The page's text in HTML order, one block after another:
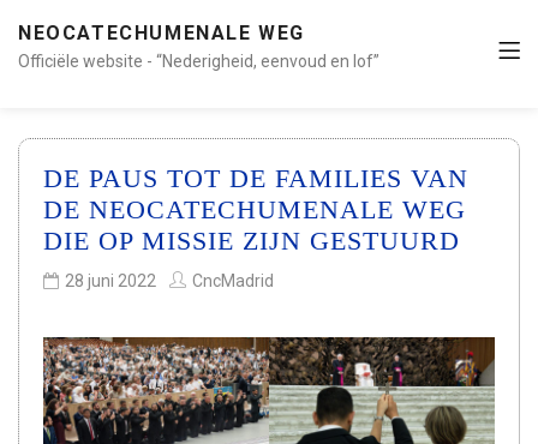
NEOCATECHUMENALE WEG
Officiële website - “Nederigheid, eenvoud en lof”
DE PAUS TOT DE FAMILIES VAN
DE NEOCATECHUMENALE WEG
DIE OP MISSIE ZIJN GESTUURD
28 juni 2022 CncMadrid